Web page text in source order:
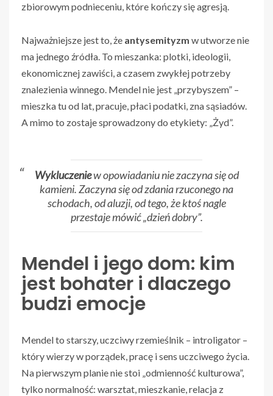
zbiorowym podnieceniu, które kończy się agresją.
Najważniejsze jest to, że antysemityzm w utworze nie
ma jednego źródła. To mieszanka: plotki, ideologii,
ekonomicznej zawiści, a czasem zwykłej potrzeby
znalezienia winnego. Mendel nie jest „przybyszem” –
mieszka tu od lat, pracuje, płaci podatki, zna sąsiadów.
A mimo to zostaje sprowadzony do etykiety: „Żyd”.
Wykluczeniew opowiadaniu nie zaczyna się od
kamieni. Zaczyna się od zdania rzuconego na
schodach, od aluzji, od tego, że ktoś nagle
przestaje mówić „dzień dobry”.
Mendel i jego dom: kim
jest bohater i dlaczego
budzi emocje
Mendel to starszy, uczciwy rzemieślnik – introligator –
który wierzy w porządek, pracę i sens uczciwego życia.
Na pierwszym planie nie stoi „odmienność kulturowa”,
tylko normalność: warsztat, mieszkanie, relacja z